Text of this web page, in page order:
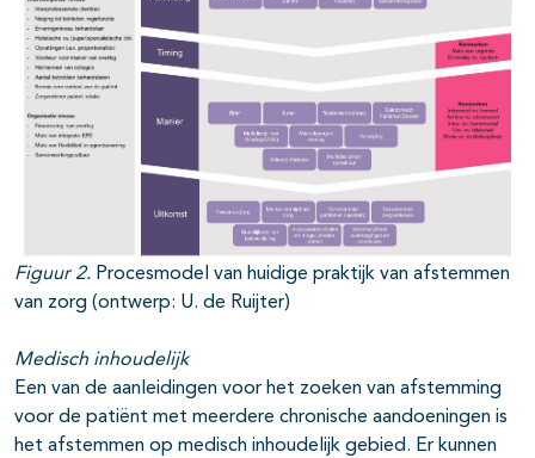
Figuur 2. Procesmodel van huidige praktijk van afstemmen
van zorg (ontwerp: U. de Ruijter)
Medisch inhoudelijk
Een van de aanleidingen voor het zoeken van afstemming
voor de patiënt met meerdere chronische aandoeningen is
het afstemmen op medisch inhoudelijk gebied. Er kunnen